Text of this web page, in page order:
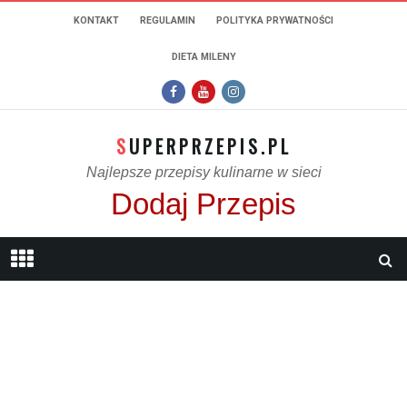
KONTAKT REGULAMIN POLITYKA PRYWATNOŚCI
DIETA MILENY
SUPERPRZEPIS.PL
Najlepsze przepisy kulinarne w sieci
Dodaj Przepis